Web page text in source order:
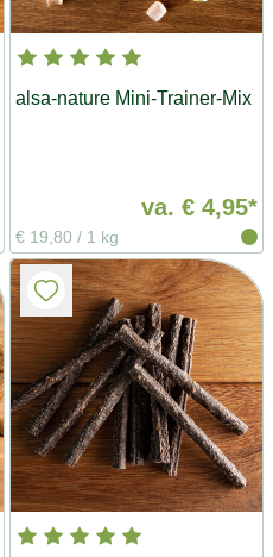
alsa-nature Mini-Trainer-Mix
va. € 4,95*
€ 19,80 / 1 kg